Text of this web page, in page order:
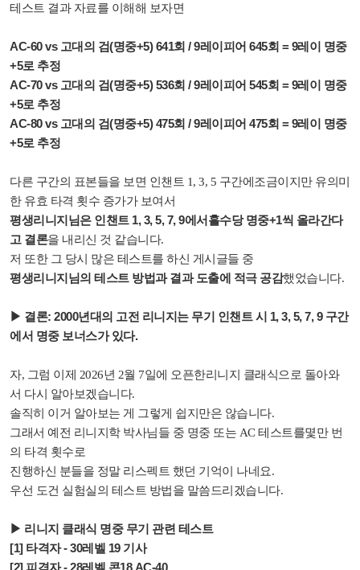
테스트 결과 자료를 이해해 보자면
AC-60 vs 고대의 검(명중+5) 641회 / 9레이피어 645회 = 9레이 명중
+5로 추정
AC-70 vs 고대의 검(명중+5) 536회 / 9레이피어 545회 = 9레이 명중
+5로 추정
AC-80 vs 고대의 검(명중+5) 475회 / 9레이피어 475회 = 9레이 명중
+5로 추정
다른 구간의 표본들을 보면 인챈트 1, 3, 5 구간에조금이지만 유의미
한 유효 타격 횟수 증가가 보여서
평생리니지님은 인챈트 1, 3, 5, 7, 9에서홀수당 명중+1씩 올라간다
고 결론을 내리신 것 같습니다.
저 또한 그 당시 많은 테스트를 하신 게시글들 중
평생리니지님의 테스트 방법과 결과 도출에 적극 공감했었습니다.
▶ 결론: 2000년대의 고전 리니지는 무기 인챈트 시 1, 3, 5, 7, 9 구간
에서 명중 보너스가 있다.
자, 그럼 이제 2026년 2월 7일에 오픈한리니지 클래식으로 돌아와
서 다시 알아보겠습니다.
솔직히 이거 알아보는 게 그렇게 쉽지만은 않습니다.
그래서 예전 리니지학 박사님들 중 명중 또는 AC 테스트를몇만 번
의 타격 횟수로
진행하신 분들을 정말 리스펙트 했던 기억이 나네요.
우선 도건 실험실의 테스트 방법을 말씀드리겠습니다.
▶ 리니지 클래식 명중 무기 관련 테스트
[1] 타격자 - 30레벨 19 기사
[2] 피격자 - 28레벨 콘18 AC-40